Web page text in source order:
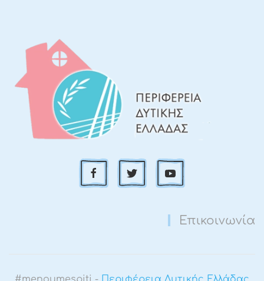
Επικοινωνία